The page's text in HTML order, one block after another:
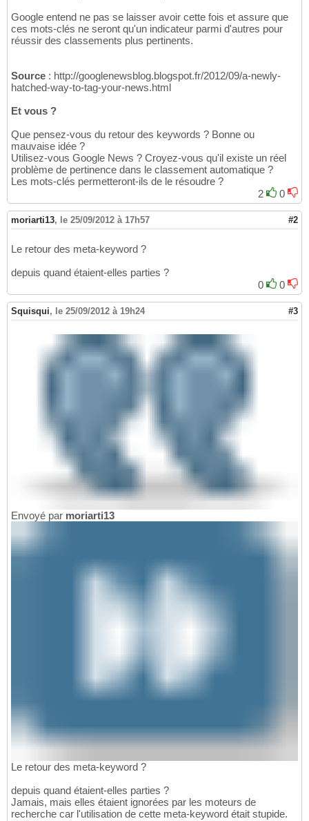
Google entend ne pas se laisser avoir cette fois et assure que
ces mots-clés ne seront qu'un indicateur parmi d'autres pour
réussir des classements plus pertinents.
Source : http://googlenewsblog.blogspot.fr/2012/09/a-newly-
hatched-way-to-tag-your-news.html
Et vous ?
Que pensez-vous du retour des keywords ? Bonne ou
mauvaise idée ?
Utilisez-vous Google News ? Croyez-vous qu'il existe un réel
problème de pertinence dans le classement automatique ?
Les mots-clés permetteront-ils de le résoudre ?
2
0
moriarti13, le 25/09/2012 à 17h57 #2
Le retour des meta-keyword ?
depuis quand étaient-elles parties ?
0
0
Squisqui, le 25/09/2012 à 19h24 #3
Envoyé par moriarti13
Le retour des meta-keyword ?
depuis quand étaient-elles parties ?
Jamais, mais elles étaient ignorées par les moteurs de
recherche car l'utilisation de cette meta-keyword était stupide.